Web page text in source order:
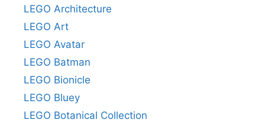
LEGO Architecture
LEGO Art
LEGO Avatar
LEGO Batman
LEGO Bionicle
LEGO Bluey
LEGO Botanical Collection